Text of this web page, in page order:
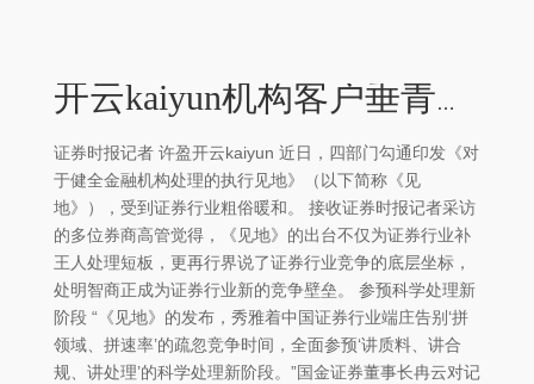
开云kaiyun机构客户垂青配合方的处理能否经得起穿透式试验-kaiyun网页登陆入口
证券时报记者 许盈开云kaiyun 近日，四部门勾通印发《对
于健全金融机构处理的执行见地》（以下简称《见
地》），受到证券行业粗俗暖和。 接收证券时报记者采访
的多位券商高管觉得，《见地》的出台不仅为证券行业补
王人处理短板，更再行界说了证券行业竞争的底层坐标，
处明智商正成为证券行业新的竞争壁垒。 参预科学处理新
阶段 “《见地》的发布，秀雅着中国证券行业端庄告别‘拼
领域、拼速率’的疏忽竞争时间，全面参预‘讲质料、讲合
规、讲处理’的科学处理新阶段。”国金证券董事长冉云对记